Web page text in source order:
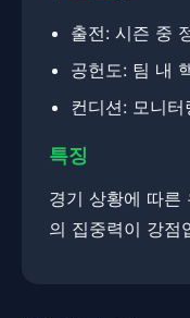
출전: 시즌 중
공헌도: 팀 내
컨디션: 모니터
특징
경기 상황에 따른
의 집중력이 강점